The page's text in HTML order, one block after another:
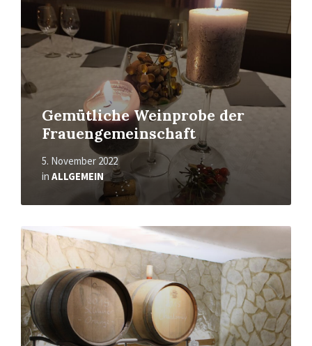
Gemütliche Weinprobe der
Frauengemeinschaft
5. November 2022
in ALLGEMEIN
Mehr
erfahren